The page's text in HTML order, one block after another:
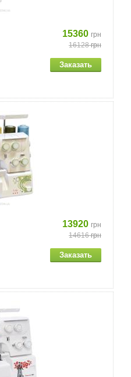
15360 грн
16128грн
13920 грн
14616грн